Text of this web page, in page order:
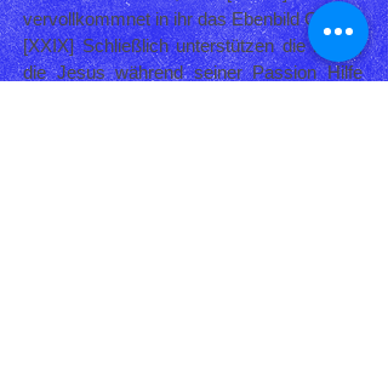
vervollkommnet in ihr das Ebenbild Gottes.
[XXIX] Schließlich unterstützen die Engel,
die Jesus während seiner Passion Hilfe